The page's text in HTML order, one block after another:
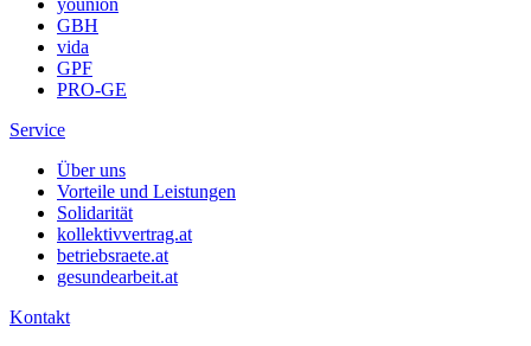
younion
GBH
vida
GPF
PRO-GE
Service
Über uns
Vorteile und Leistungen
Solidarität
kollektivvertrag.at
betriebsraete.at
gesundearbeit.at
Kontakt